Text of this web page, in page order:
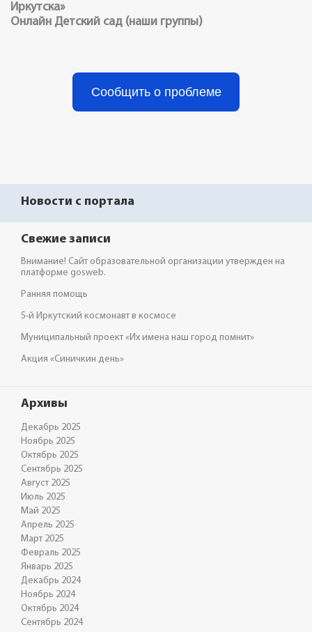
Сообщить о проблеме
Иркутска»
Онлайн Детский сад (наши группы)
Новости с портала
Свежие записи
Внимание! Сайт образовательной организации утвержден на
платформе gosweb.
Ранняя помощь
5-й Иркутский космонавт в космосе
Муниципальный проект «Их имена наш город помнит»
Акция «Синичкин день»
Архивы
Декабрь 2025
Ноябрь 2025
Октябрь 2025
Сентябрь 2025
Август 2025
Июль 2025
Май 2025
Апрель 2025
Март 2025
Февраль 2025
Январь 2025
Декабрь 2024
Ноябрь 2024
Октябрь 2024
Сентябрь 2024